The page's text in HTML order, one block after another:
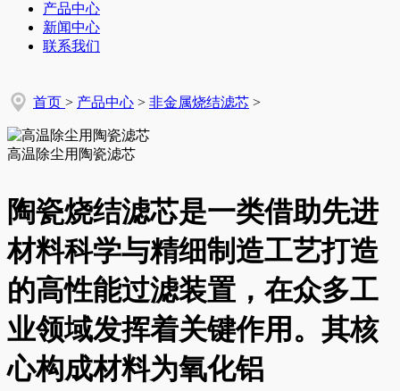
产品中心
新闻中心
联系我们
首页 > 产品中心 > 非金属烧结滤芯 >
高温除尘用陶瓷滤芯
陶瓷烧结滤芯是一类借助先进
材料科学与精细制造工艺打造
的高性能过滤装置，在众多工
业领域发挥着关键作用。其核
心构成材料为氧化铝